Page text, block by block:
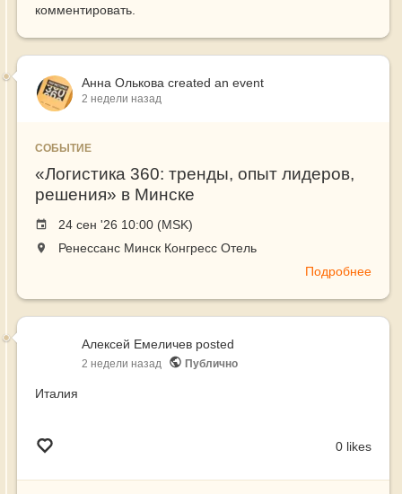
комментировать.
Анна Олькова created an event
2 недели назад
СОБЫТИЕ
«Логистика 360: тренды, опыт лидеров,
решения» в Минске
Event
date
24 сен '26 10:00 (MSK)
The
take
Ренессанс Минск Конгресс Отель
Подробнее
Алексей Емеличев posted
2 недели назад Публично
Италия
0 likes